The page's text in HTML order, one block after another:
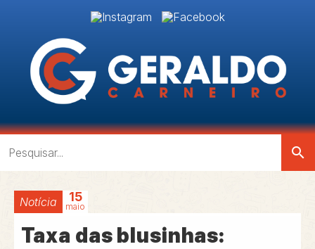
search
Notícia 15
maio
Taxa das blusinhas: